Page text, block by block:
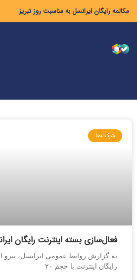
مکالمه رایگان ایرانسل به مناسبت روز تبریز
شرکت‌ها
فعال‌سازی بسته اینترنت رایگان
به گزارش روابط عمومی ایرانسل، پیرو
رایگان اینترنت با حجم ۲۰